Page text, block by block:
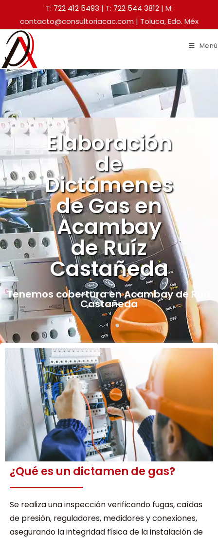
T: 722 412 5493 | T: 722 544 3812| M:
contacto@consultoriacac.com | Toluca, Edo. Méx
Menú
Elaboración
de
Dictámenes
de Gas en
Acambay
de Ruíz
Castañeda
Tenemos cobertura en Acambay de Ruíz
Castañeda
¿Qué es un dictamen de gas?
Se realiza una inspección verificando fugas, caídas
de presión, reguladores, medidores y conexiones,
asegurando la integridad física de la instalación de